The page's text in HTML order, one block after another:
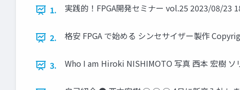
1.
実践的！FPGA開発セミナー vol.25 2023/08/
2. 格安 FPGA で始める シンセサイザー製作
3. Who I am Hiroki NISHIMOTO 写真 西本 宏樹